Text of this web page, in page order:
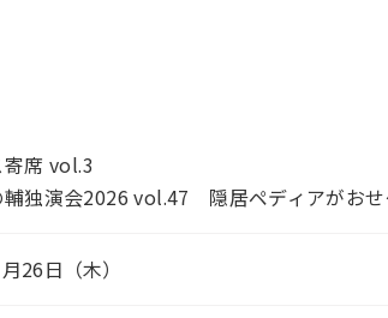
席 vol.3
輔独演会2026 vol.47 隠居ペディアがお
26日 （木）